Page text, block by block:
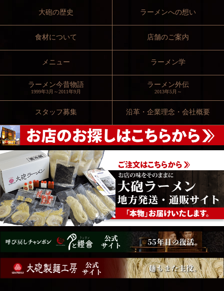
大砲の歴史 ラーメンへの想い
食材について 店舗のご案内
メニュー ラーメン学
ラーメン今昔物語
1999年3月～2011年9月
ラーメン外伝
2013年5月～
スタッフ募集 沿革・企業理念・会社概要